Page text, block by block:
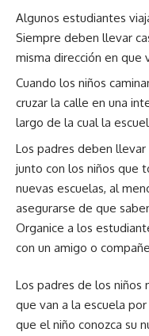
Algunos estudiantes
Siempre deben llevar
misma dirección en que
Cuando los niños
cruzar la calle en una
largo de la cual la
Los padres deben llevar
junto con los niños que
nuevas escuelas, al
asegurarse de que
Organice a los
con un amigo o
Los padres de los niños
que van a la escuela
que el niño conozca su